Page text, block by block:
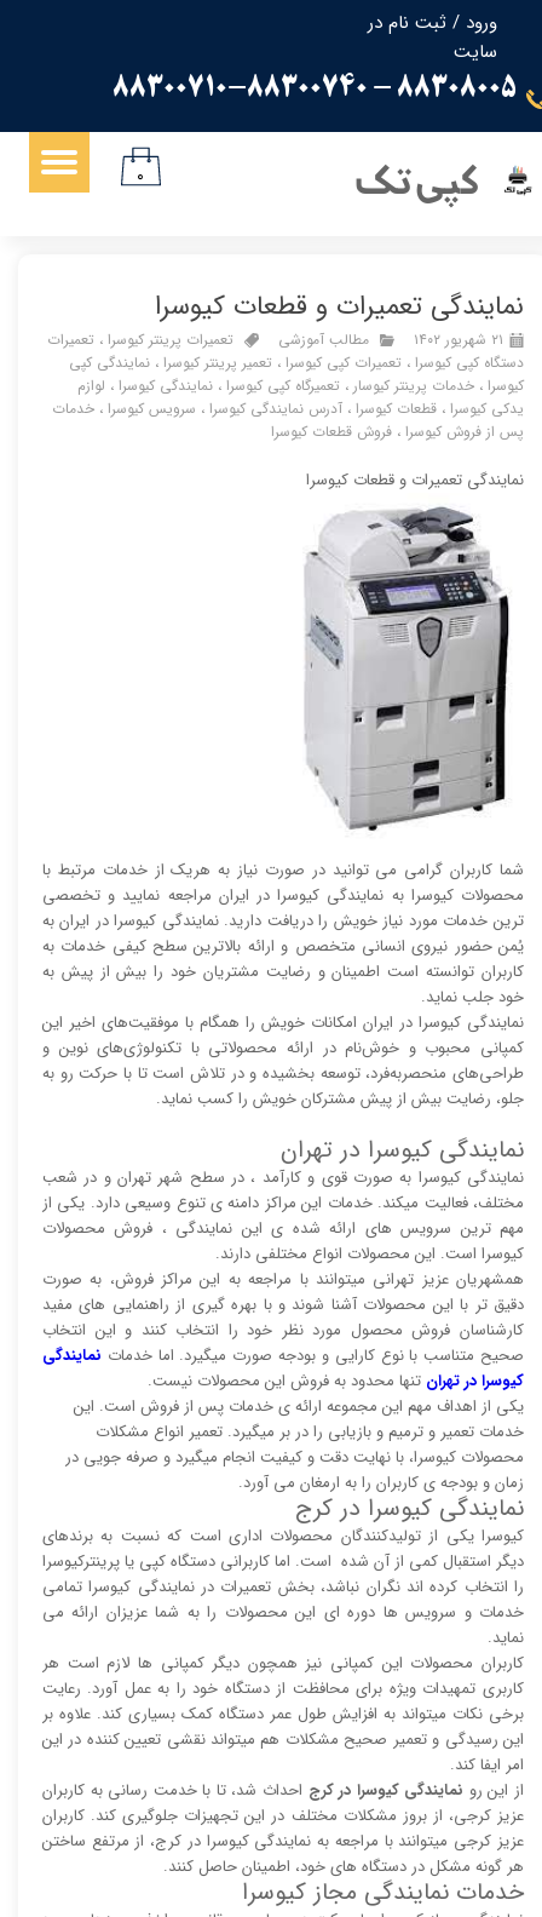
ورود / ثبت نام در
سایت
حساب کاربری من
تغییر گذر واژه
سفارشات
88308005 - 88300710-88300740
کپی تک ۰
نمایندگی تعمیرات و قطعات کیوسرا
۲۱ شهریور ۱۴۰۲ مطالب آموزشی تعمیرات پرینتر کیوسرا ، تعمیرات
دستگاه کپی کیوسرا ، تعمیرات کپی کیوسرا ، تعمیر پرینتر کیوسرا ، نمایندگی کپی
کیوسرا ، خدمات پرینتر کیوسار ، تعمیرگاه کپی کیوسرا ، نمایندگی کیوسرا ، لوازم
یدکی کیوسرا ، قطعات کیوسرا ، آدرس نمایندگی کیوسرا ، سرویس کیوسرا ، خدمات
پس از فروش کیوسرا ، فروش قطعات کیوسرا
نمایندگی تعمیرات و قطعات کیوسرا
شما کاربران گرامی می توانید در صورت نیاز به هریک از خدمات مرتبط با
محصولات کیوسرا به نمایندگی کیوسرا در ایران مراجعه نمایید و تخصصی
ترین خدمات مورد نیاز خویش را دریافت دارید. نمایندگی کیوسرا در ایران به
یُمن حضور نیروی انسانی متخصص و ارائه بالاترین سطح کیفی خدمات به
کاربران توانسته است اطمینان و رضایت مشتریان خود را بیش از پیش به
خود جلب نماید.
نمایندگی کیوسرا در ایران امکانات خویش را همگام با موفقیت‌های اخیر این
کمپانی محبوب و خوش‌نام در ارائه محصولاتی با تکنولوژی‌های نوین و
طراحی‌های منحصربه‌فرد، توسعه بخشیده و در تلاش است تا با حرکت رو به
جلو، رضایت بیش از پیش مشترکان خویش را کسب نماید.
نمایندگی کیوسرا در تهران
نمایندگی کیوسرا به صورت قوی و کارآمد ، در سطح شهر تهران و در شعب
مختلف، فعالیت میکند. خدمات این مراکز دامنه ی تنوع وسیعی دارد. یکی از
مهم ترین سرویس های ارائه شده ی این نمایندگی ، فروش محصولات
کیوسرا است. این محصولات انواع مختلفی دارند.
همشهریان عزیز تهرانی میتوانند با مراجعه به این مراکز فروش، به صورت
دقیق تر با این محصولات آشنا شوند و با بهره گیری از راهنمایی های مفید
کارشناسان فروش محصول مورد نظر خود را انتخاب کنند و این انتخاب
صحیح متناسب با نوع کارایی و بودجه صورت میگیرد. اما خدمات نمایندگی
کیوسرا در تهران تنها محدود به فروش این محصولات نیست.
یکی از اهداف مهم این مجموعه ارائه ی خدمات پس از فروش است. این
خدمات تعمیر و ترمیم و بازیابی را در بر میگیرد. تعمیر انواع مشکلات
محصولات کیوسرا، با نهایت دقت و کیفیت انجام میگیرد و صرفه جویی در
زمان و بودجه ی کاربران را به ارمغان می آورد.
نمایندگی کیوسرا در کرج
کیوسرا یکی از تولیدکنندگان محصولات اداری است که نسبت به برندهای
دیگر استقبال کمی از آن شده است. اما کاربرانی دستگاه کپی یا پرینترکیوسرا
را انتخاب کرده اند نگران نباشد، بخش تعمیرات در نمایندگی کیوسرا تمامی
خدمات و سرویس ها دوره ای این محصولات را به شما عزیزان ارائه می
نماید.
کاربران محصولات این کمپانی نیز همچون دیگر کمپانی ها لازم است هر
کاربری تمهیدات ویژه برای محافظت از دستگاه خود را به عمل آورد. رعایت
برخی نکات میتواند به افزایش طول عمر دستگاه کمک بسیاری کند. علاوه بر
این رسیدگی و تعمیر صحیح مشکلات هم میتواند نقشی تعیین کننده در این
امر ایفا کند.
از این رو نمایندگی کیوسرا در کرج احداث شد، تا با خدمت رسانی به کاربران
عزیز کرجی، از بروز مشکلات مختلف در این تجهیزات جلوگیری کند. کاربران
عزیز کرجی میتوانند با مراجعه به نمایندگی کیوسرا در کرج، از مرتفع ساختن
هر گونه مشکل در دستگاه های خود، اطمینان حاصل کنند.
خدمات نمایندگی مجاز کیوسرا